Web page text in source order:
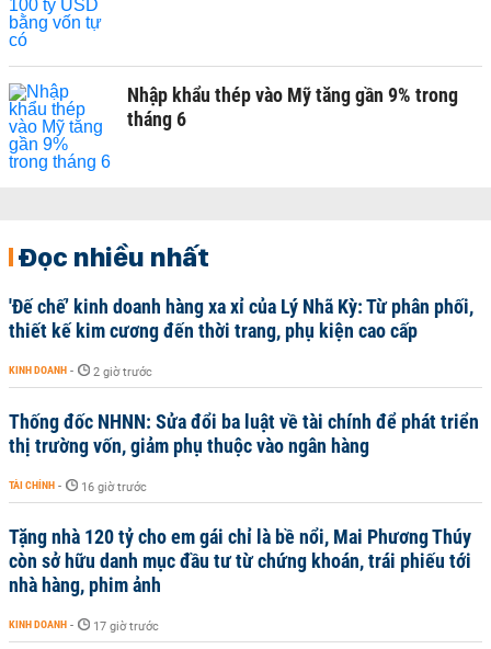
Nhập khẩu thép vào Mỹ tăng gần 9% trong
tháng 6
Đọc nhiều nhất
'Đế chế’ kinh doanh hàng xa xỉ của Lý Nhã Kỳ: Từ phân phối,
thiết kế kim cương đến thời trang, phụ kiện cao cấp
KINH DOANH - 2 giờ trước
Thống đốc NHNN: Sửa đổi ba luật về tài chính để phát triển
thị trường vốn, giảm phụ thuộc vào ngân hàng
TÀI CHÍNH - 16 giờ trước
Tặng nhà 120 tỷ cho em gái chỉ là bề nổi, Mai Phương Thúy
còn sở hữu danh mục đầu tư từ chứng khoán, trái phiếu tới
nhà hàng, phim ảnh
KINH DOANH - 17 giờ trước